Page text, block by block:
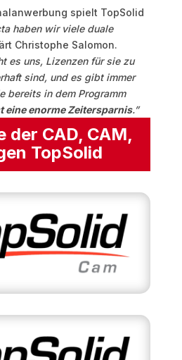
spielt TopSolid
haben wir viele duale
Christophe Salomon.
es uns, Lizenzen für sie zu
sind, und es gibt immer
bereits in dem Programm
eine enorme Zeitersparnis.”
der CAD, CAM,
TopSolid